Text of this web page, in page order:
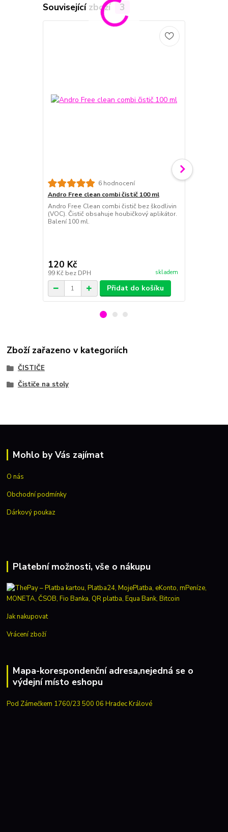
Související zboží 3
6 hodnocení
Andro Free clean combi čistič 100 ml
Andro Free Clean combi čistič bez škodlivin
(VOC). Čistič obsahuje houbičkový aplikátor.
Balení 100 ml.
120 Kč
99 Kč bez DPH skladem
Přidat do košíku
Zboží zařazeno v kategoriích
ČISTIČE
Čističe na stoly
Mohlo by Vás zajímat
O nás
Obchodní podmínky
Dárkový poukaz
Platební možnosti, vše o nákupu
Jak nakupovat
Vrácení zboží
Mapa-korespondenční adresa,nejedná se o
výdejní místo eshopu
Pod Zámečkem 1760/23 500 06 Hradec Králové